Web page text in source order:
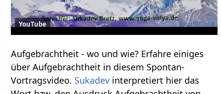
YouTube
Aufgebrachtheit‏‎ - wo und wie? Erfahre einiges
über Aufgebrachtheit‏‎ in diesem Spontan-
Vortragsvideo. Sukadev interpretiert hier das